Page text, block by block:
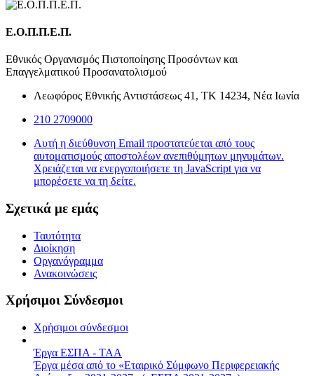
Ε.Ο.Π.Π.Ε.Π.
Εθνικός Οργανισμός Πιστοποίησης Προσόντων και
Επαγγελματικού Προσανατολισμού
Λεωφόρος Εθνικής Αντιστάσεως 41, ΤΚ 14234, Νέα Ιωνία
210 2709000
Αυτή η διεύθυνση Email προστατεύεται από τους
αυτοματισμούς αποστολέων ανεπιθύμητων μηνυμάτων.
Χρειάζεται να ενεργοποιήσετε τη JavaScript για να
μπορέσετε να τη δείτε.
Σχετικά με εμάς
Ταυτότητα
Διοίκηση
Οργανόγραμμα
Ανακοινώσεις
Χρήσιμοι Σύνδεσμοι
Χρήσιμοι σύνδεσμοι
Έργα ΕΣΠΑ - ΤΑΑ
Έργα μέσα από το «Εταιρικό Σύμφωνο Περιφερειακής